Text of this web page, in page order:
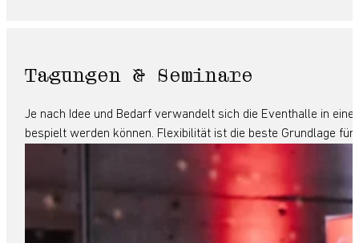
Tagungen & Seminare
Je nach Idee und Bedarf verwandelt sich die Eventhalle in
bespielt werden können. Flexibilität ist die beste Grundlage